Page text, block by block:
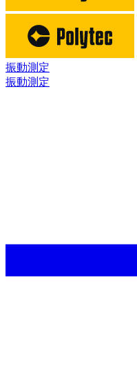
振動測定
振動測定